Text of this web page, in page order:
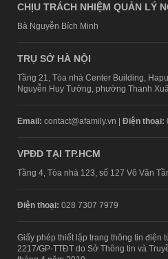
CHỊU TRÁCH NHIỆM QUẢN LÝ
Bà Nguyễn Bích Minh
TRỤ SỞ HÀ NỘI
Tầng 21, Tòa nhà Center Building,
Nguyễn Huy Tưởng, phường Thanh
Email: contact@afamily.vn | Điện thoại:
VPĐD TẠI TP.HCM
Tầng 4, Tòa nhà 123, số 127 Võ Văn
Điện thoại: 028 7307 7979
Giấy phép thiết lập trang thông tin điện
2217/GP-TTĐT do Sở Thông tin và